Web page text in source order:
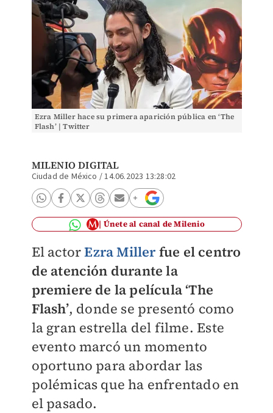
Ezra Miller hace su primera aparición pública en ‘The
Flash’ | Twitter
MILENIO DIGITAL
Ciudad de México /14.06.2023 13:28:02
Únete al canal de Milenio
El actorEzra Millerfue el centro
de atención durante la
premiere de la película ‘The
Flash’, donde se presentó como
la gran estrella del filme. Este
evento marcó un momento
oportuno para abordar las
polémicas que ha enfrentado en
el pasado.